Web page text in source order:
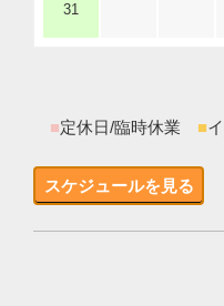
31
■定休日/臨時休業 ■
スケジュールを見る